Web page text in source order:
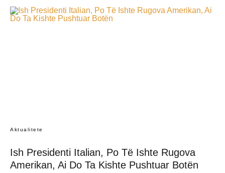
Aktualitete
Ish Presidenti Italian, Po Të Ishte Rugova
Amerikan, Ai Do Ta Kishte Pushtuar Botën